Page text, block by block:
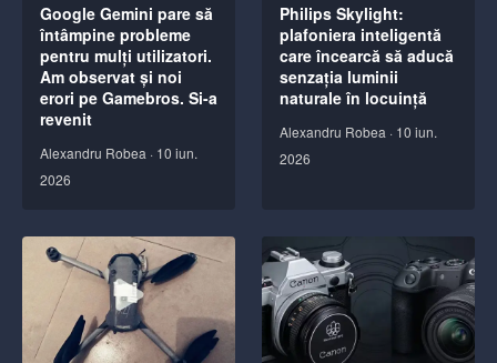
Google Gemini pare să
întâmpine probleme
pentru mulți utilizatori.
Am observat și noi
erori pe Gamebros. Si-a
revenit
Alexandru Robea · 10 iun.
2026
Philips Skylight:
plafoniera inteligentă
care încearcă să aducă
senzația luminii
naturale în locuință
Alexandru Robea · 10 iun.
2026